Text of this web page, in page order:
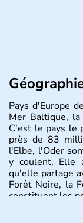
Pays d'Europe
Mer Baltique,
C'est le pays le
près de 83
l'Elbe, l'Oder
y coulent. Elle
qu'elle partage
Forêt Noire, la
constituent les